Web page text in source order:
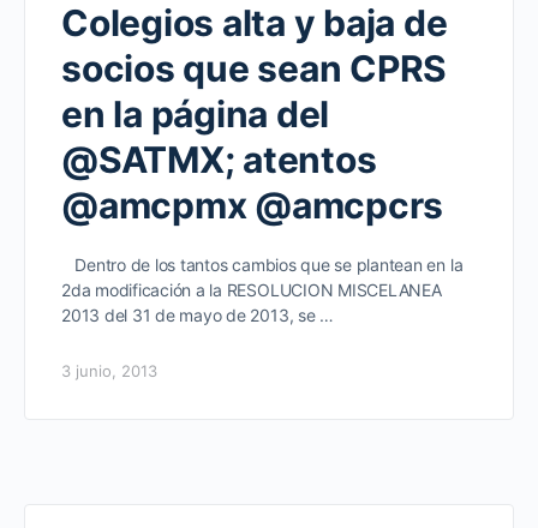
Colegios alta y baja de
socios que sean CPRS
en la página del
@SATMX; atentos
@amcpmx @amcpcrs
Dentro de los tantos cambios que se plantean en la
2da modificación a la RESOLUCION MISCELANEA
2013 del 31 de mayo de 2013, se …
3 junio, 2013